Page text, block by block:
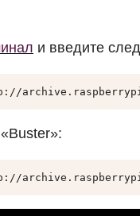
и введите
«Buster»: